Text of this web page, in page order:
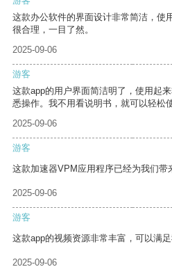
这款办公软件的界面设计非常简洁，使
很合理，一目了然。
2025-09-06
游客
这款app的用户界面简洁明了，使用起
悉操作。我不用看说明书，就可以轻松
2025-09-06
游客
这款加速器VPM应用程序已经为我们带
2025-09-06
游客
这款app的视频资源非常丰富，可以满足
2025-09-06